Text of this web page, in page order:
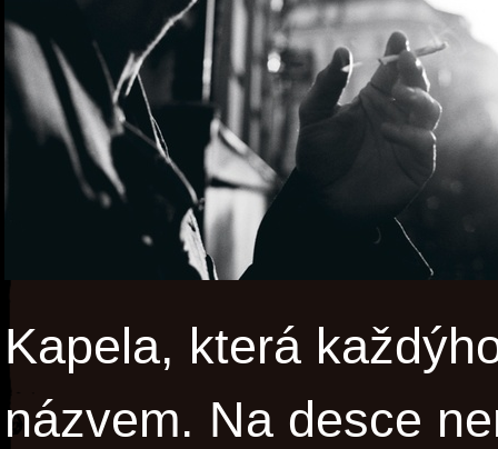
Kapela, která
názvem. Na desce